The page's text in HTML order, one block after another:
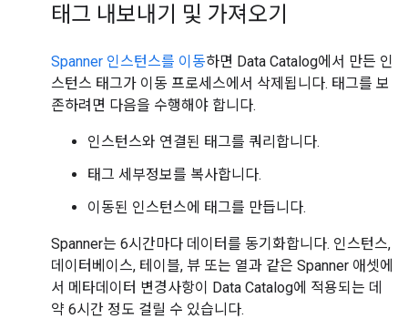
태그 내보내기 및 가져오기
Spanner 인스턴스를 이동하면 Data Catalog에서 만든 인
스턴스 태그가 이동 프로세스에서 삭제됩니다. 태그를 보
존하려면 다음을 수행해야 합니다.
인스턴스와 연결된 태그를 쿼리합니다.
태그 세부정보를 복사합니다.
이동된 인스턴스에 태그를 만듭니다.
Spanner는 6시간마다 데이터를 동기화합니다. 인스턴스,
데이터베이스, 테이블, 뷰 또는 열과 같은 Spanner 애셋에
서 메타데이터 변경사항이 Data Catalog에 적용되는 데
약 6시간 정도 걸릴 수 있습니다.